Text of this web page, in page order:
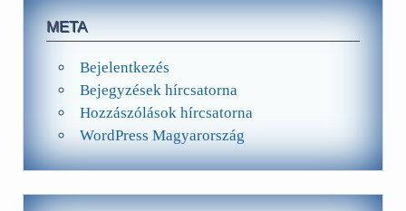
META
Bejelentkezés
Bejegyzések hírcsatorna
Hozzászólások hírcsatorna
WordPress Magyarország